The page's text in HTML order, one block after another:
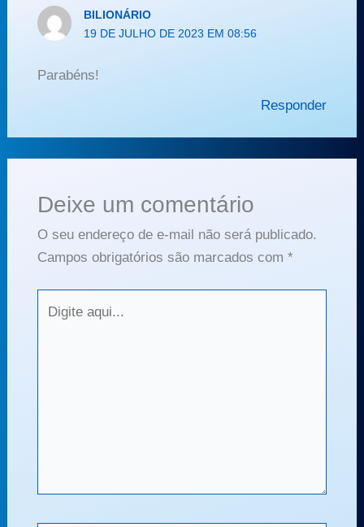
BILIONÁRIO
19 DE JULHO DE 2023 EM 08:56
Parabéns!
Responder
Deixe um comentário
O seu endereço de e-mail não será publicado.
Campos obrigatórios são marcados com *
aqui...